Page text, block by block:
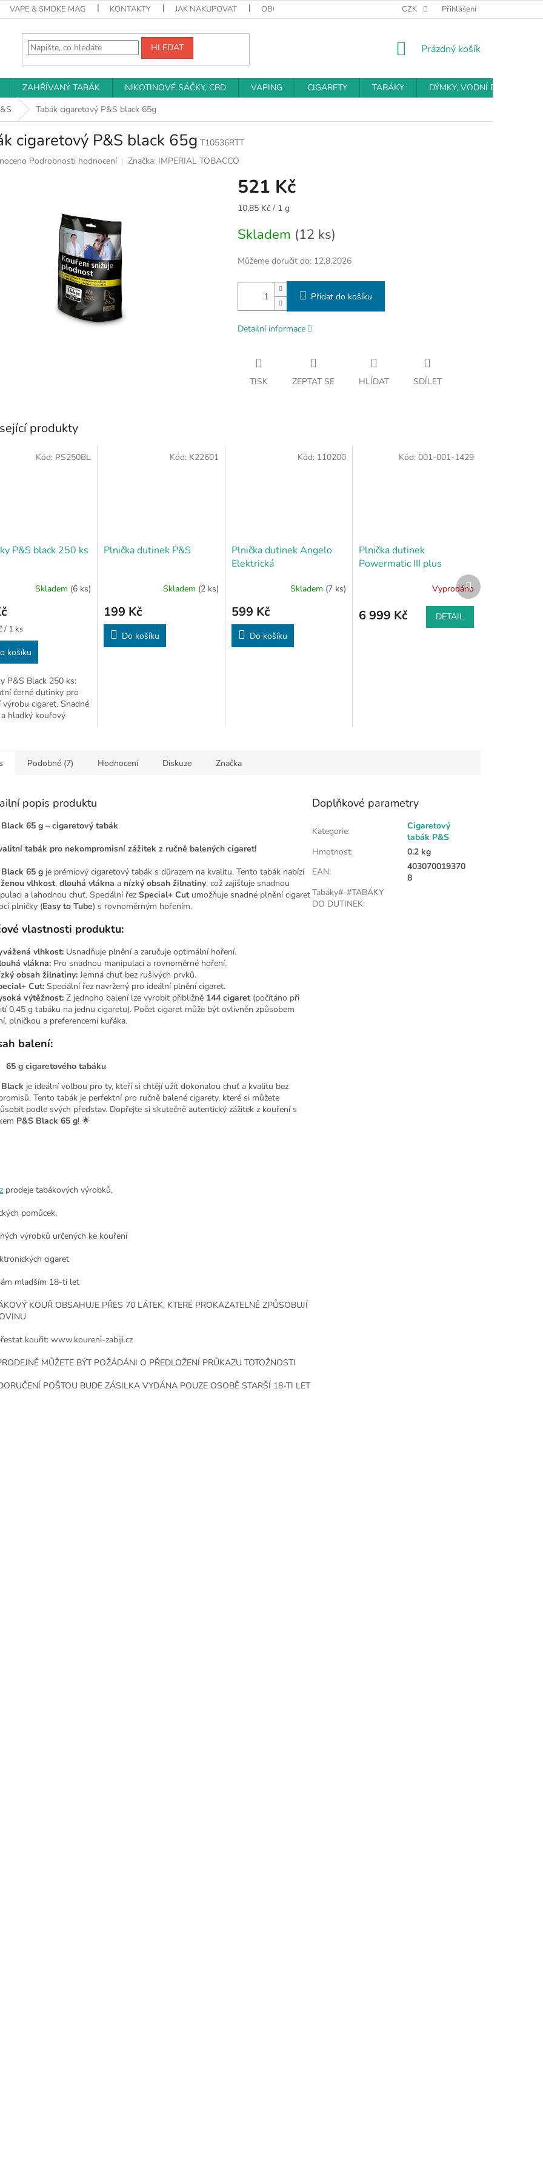
VAPE & SMOKE MAG KONTAKTY JAK NAKUPOVAT OBCHODNÍ PODMÍNKY PODMÍNKY OCHRANY OSOBNÍCH ÚDAJŮ
CZK Přihlášení
HLEDAT
NÁKUPNÍ
Prázdný košík
ZAHŘÍVANÝ TABÁK NIKOTINOVÉ SÁČKY, CBD VAPING CIGARETY TABÁKY
DÝMKY, VODNÍ DÝMKY
Tabák cigaretový P&S black 65g
cigaretový P&S black 65g T10536RTT
Podrobnosti hodnocení Značka: IMPERIAL TOBACCO
521 Kč
Měrná
10,85 Kč / 1 g
Skladem (12 ks)
Můžeme doručit do: 12.8.2026
Přidat do košíku
Detailní informace
TISK ZEPTAT SE HLÍDAT SDÍLET
produkty
P&S black 250 ks
Skladem (6 ks)
/ 1 ks
košíku
P&S Black 250 ks:
černé dutinky pro
cigaret. Snadné
hladký kouřový
Kód: PS250BL
Plnička dutinek P&S
Skladem (2 ks)
199 Kč
Do košíku
Kód: K22601
Plnička dutinek Angelo
Elektrická
Skladem (7 ks)
599 Kč
Do košíku
Kód: 110200
Plnička dutinek
Powermatic III plus
Vyprodáno
6 999 Kč DETAIL
Kód: 001-001-1429
Další
produkt
Podobné (7) Hodnocení Diskuze Značka
popis produktu
Black 65 g – cigaretový tabák
tabák pro nekompromisní zážitek z ručně balených cigaret!
Black 65 g je prémiový cigaretový tabák s důrazem na kvalitu. Tento tabák nabízí
vlhkost, dlouhá vlákna a nízký obsah žilnatiny, což zajišťuje snadnou
a lahodnou chuť. Speciální řez Special+ Cutumožňuje snadné plnění cigaret
plničky (Easy to Tube) s rovnoměrným hořením.
vlastnosti produktu:
vlhkost: Usnadňuje plnění a zaručuje optimální hoření.
vlákna: Pro snadnou manipulaci a rovnoměrné hoření.
obsah žilnatiny: Jemná chuť bez rušivých prvků.
Cut: Speciální řez navržený pro ideální plnění cigaret.
výtěžnost: Z jednoho balení lze vyrobit přibližně 144 cigaret(počítáno při
0,45 g tabáku na jednu cigaretu). Počet cigaret může být ovlivněn způsobem
plničkou a preferencemi kuřáka.
balení:
65 g cigaretového tabáku
je ideální volbou pro ty, kteří si chtějí užít dokonalou chuť a kvalitu bez
Tento tabák je perfektní pro ručně balené cigarety, které si můžete
podle svých představ. Dopřejte si skutečně autentický zážitek z kouření s
P&S Black 65 g! 🌟
prodeje tabákových výrobků,
pomůcek,
výrobků určených ke kouření
cigaret
mladším 18-ti let
KOUŘ OBSAHUJE PŘES 70 LÁTEK, KTERÉ PROKAZATELNĚ ZPŮSOBUJÍ
kouřit: www.koureni-zabiji.cz
MŮŽETE BÝT POŽÁDÁNI O PŘEDLOŽENÍ PRŮKAZU TOTOŽNOSTI
POŠTOU BUDE ZÁSILKA VYDÁNA POUZE OSOBĚ STARŠÍ 18-TI LET
Doplňkové parametry
Kategorie:
Cigaretový
tabák P&S
Hmotnost:
0.2 kg
EAN:
403070019370
8
Tabáky#-#TABÁKY
DO DUTINEK: